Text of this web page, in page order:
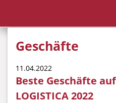
Geschäfte
11.04.2022
Beste Geschäfte
LOGISTICA 2022